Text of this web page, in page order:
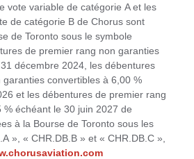
vote variable de catégorie A et les
de catégorie B de Chorus sont
de Toronto sous le symbole
de premier rang non garanties
décembre 2024, les débentures
convertibles à 6,00 %
et les débentures de premier rang
% échéant le 30 juin 2027 de
à la Bourse de Toronto sous les
», « CHR.DB.B » et « CHR.DB.C »,